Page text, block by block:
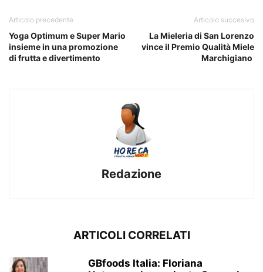
Articolo precedente
Yoga Optimum e Super Mario
insieme in una promozione
di frutta e divertimento
Articolo succesivo
La Mieleria di San Lorenzo
vince il Premio Qualità Miele
Marchigiano
Redazione
ARTICOLI CORRELATI
GBfoods Italia: Floriana